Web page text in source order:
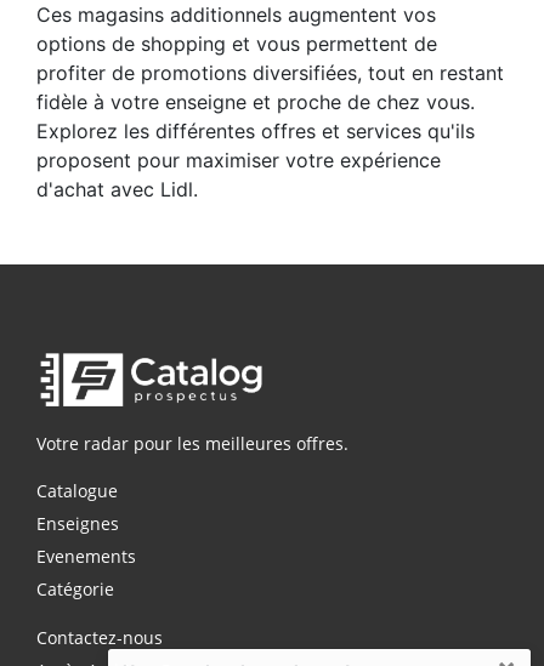
Ces magasins additionnels augmentent vos
options de shopping et vous permettent de
profiter de promotions diversifiées, tout en restant
fidèle à votre enseigne et proche de chez vous.
Explorez les différentes offres et services qu'ils
proposent pour maximiser votre expérience
d'achat avec Lidl.
Votre radar pour les meilleures offres.
Catalogue
Enseignes
Evenements
Catégorie
Contactez-nous